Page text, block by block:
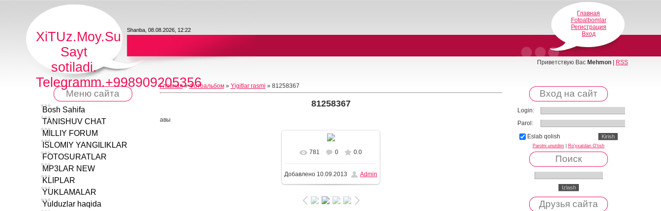
XiTUz.Moy.Su
Sayt
sotiladi.
Telegramm.+998909205356
Shanba, 08.08.2026, 12:22
Главная
Fotoalbomlar
Регистрация
Вход
Приветствую Вас Mehmon| RSS
Меню сайта
Bosh Sahifa
TANISHUV CHAT
MILLIY FORUM
ISLOMIY YANGILIKLAR
FOTOSURATLAR
MP3LAR NEW
KLIPLAR
YUKLAMALAR
Yulduzlar haqida
Главная»Фотоальбом» Yigitlar rasmi » 81258367
81258367
авы
781 0 0.0
Добавлено 10.09.2013 Admin
Вход на сайт
Login:
Parol:
Eslab qolish
Parolni unutdim Ro'yxatdan O'tish
Поиск
Друзья сайта